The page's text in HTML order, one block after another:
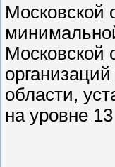
Московской
Московской
области,
на уровне